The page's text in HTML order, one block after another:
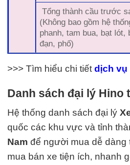
Tổng thành cầu trước
(Không bao gồm hệ
phanh, tam bua, bạt lót,
đạn, phố)
>>> Tìm hiểu chi tiết dịch vụ
Danh sách đại lý Hino
Hệ thống danh sách đại lý
quốc các khu vực và tỉnh
Nam để người mua dễ dàng
mua bán xe tiện ích, nhanh